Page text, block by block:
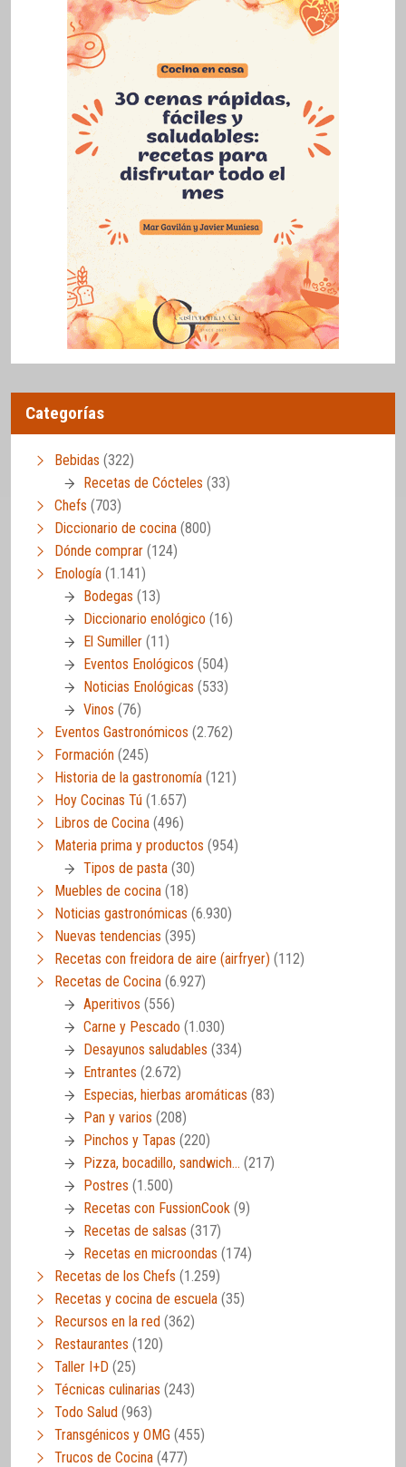
Categorías
Bebidas (322)
Recetas de Cócteles (33)
Chefs (703)
Diccionario de cocina (800)
Dónde comprar (124)
Enología (1.141)
Bodegas (13)
Diccionario enológico (16)
El Sumiller (11)
Eventos Enológicos (504)
Noticias Enológicas (533)
Vinos (76)
Eventos Gastronómicos (2.762)
Formación (245)
Historia de la gastronomía (121)
Hoy Cocinas Tú (1.657)
Libros de Cocina (496)
Materia prima y productos (954)
Tipos de pasta (30)
Muebles de cocina (18)
Noticias gastronómicas (6.930)
Nuevas tendencias (395)
Recetas con freidora de aire (airfryer) (112)
Recetas de Cocina (6.927)
Aperitivos (556)
Carne y Pescado (1.030)
Desayunos saludables (334)
Entrantes (2.672)
Especias, hierbas aromáticas (83)
Pan y varios (208)
Pinchos y Tapas (220)
Pizza, bocadillo, sandwich… (217)
Postres (1.500)
Recetas con FussionCook (9)
Recetas de salsas (317)
Recetas en microondas (174)
Recetas de los Chefs (1.259)
Recetas y cocina de escuela (35)
Recursos en la red (362)
Restaurantes (120)
Taller I+D (25)
Técnicas culinarias (243)
Todo Salud (963)
Transgénicos y OMG (455)
Trucos de Cocina (477)